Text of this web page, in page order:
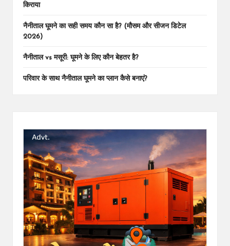
किराया
नैनीताल घूमने का सही समय कौन सा है? (मौसम और सीजन डिटेल
2026)
नैनीताल vs मसूरी: घूमने के लिए कौन बेहतर है?
परिवार के साथ नैनीताल घूमने का प्लान कैसे बनाएं?